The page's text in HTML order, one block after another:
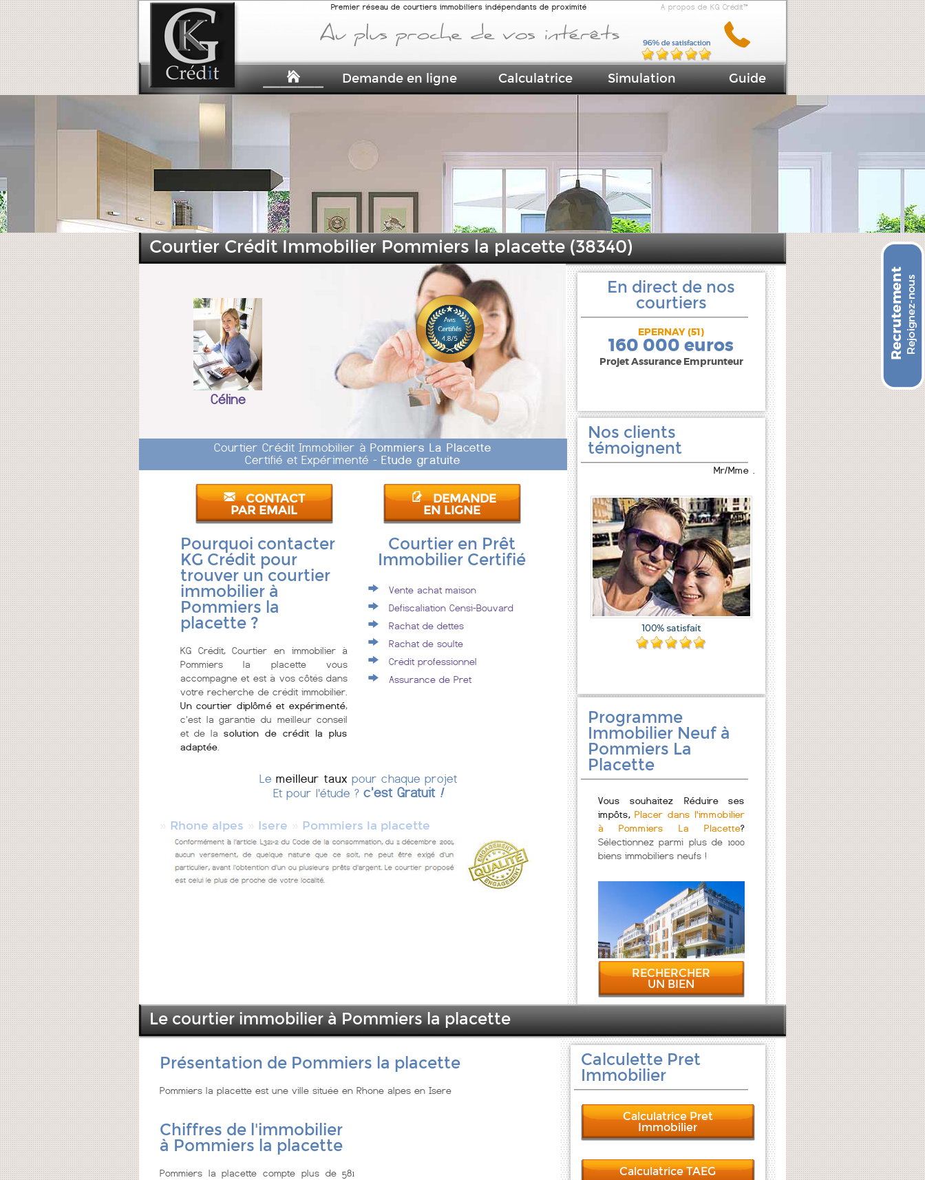
Courtier Crédit Immobilier Pommiers la placette (38340)
Céline
Courtier Crédit Immobilier àPommiers La Placette
Certifié et Expérimenté -Etude gratuite
CONTACT
PAR EMAIL
DEMANDE
EN LIGNE
Pourquoi contacter
KG Crédit pour
trouver un courtier
immobilier à
Pommiers la
placette ?
KG Crédit, Courtier en immobilier à
Pommiers la placette vous
accompagne et est à vos côtés dans
votre recherche de crédit immobilier.
Un courtier diplômé et expérimenté,
c'est la garantie du meilleur conseil
et de la solution de crédit la plus
adaptée
Courtier en Prêt
Immobilier Certifié
Vente achat maison
Defiscaliation Censi-Bouvard
Rachat de dettes
Rachat de soulte
Crédit professionnel
Assurance de Pret
Le meilleur taux pour chaque projet
Et pour l'étude ?c'est Gratuit !
Rhone alpes Isere Pommiers la placette
En direct de nos
courtiers
150 000 euros
EPERNAY (51)
160 000 euros
Projet Assurance Emprunteur
240 000 euros
Nos clients
témoignent
Mr/Mme .
Programme
Immobilier Neuf à
Pommiers La
Placette
Vous souhaitez Réduire ses
impôts,Placer dans l'immobilier
à Pommiers La Placette?
Sélectionnez parmi plus de 1000
biens immobiliers neufs !
RECHERCHER
UN BIEN
Le courtier immobilier à Pommiers la placette
Présentation de Pommiers la placette
Pommiers la placette est une ville située en Rhone alpes en Isere
Chiffres de l'immobilier
à Pommiers la placette
Pommiers la placette compte plus de 581
Calculette Pret
Immobilier
Calculatrice Pret
Immobilier
Calculatrice TAEG
Premier réseau de courtiers immobiliers indépendants de proximité A propos de KG Crédit™
Demande en ligne Calculatrice Simulation Guide